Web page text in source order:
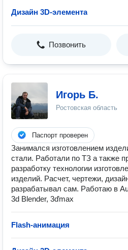
Дизайн 3D-элемента
Позвонить
Игорь Б.
Ростовская область
Паспорт проверен
Занимался изготовлением
стали. Работали по ТЗ а также
разработку технологии
изделий. Расчет, чертежи,
разрабатывал сам. Работаю в
3d Blender, 3ďmax
Flash-анимация